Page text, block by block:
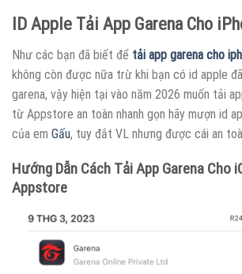
ID Apple Tải App Garena Cho
Như các bạn đã biết để tải app garena cho
không còn được nữa trừ khi bạn có id apple
garena, vậy hiện tại vào năm 2026 muốn tải
từ Appstore an toàn nhanh gọn hãy mượn id
của em Gấu, tuy đắt VL nhưng được cái an
Hướng Dẫn Cách Tải App Garena Cho
Appstore